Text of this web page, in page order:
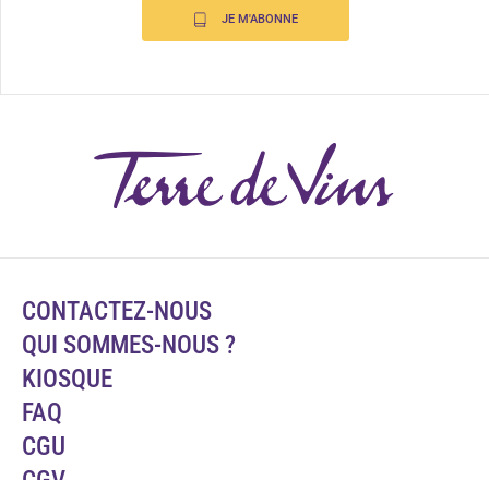
JE M'ABONNE
CONTACTEZ-NOUS
QUI SOMMES-NOUS ?
KIOSQUE
FAQ
CGU